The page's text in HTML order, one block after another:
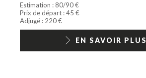
Estimation : 80/90 €
Prix de départ : 45 €
Adjugé : 220 €
EN SAVOIR PLUS